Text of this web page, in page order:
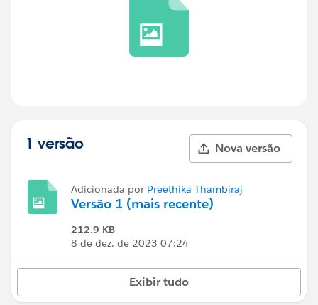
1 versão Nova versão
Adicionada por Preethika Thambiraj
Versão 1 (mais recente)
212.9 KB
8 de dez. de 2023 07:24
Exibir tudo